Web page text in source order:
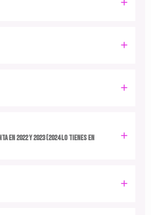
EN 2022 y 2023 (2024 LO TIENES EN